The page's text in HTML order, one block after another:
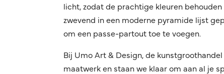
licht, zodat de prachtige kleuren
zwevend in een moderne pyramide lijst
om een passe-partout toe te voegen.
Bij Umo Art & Design, de
maatwerk en staan we klaar om aan al je